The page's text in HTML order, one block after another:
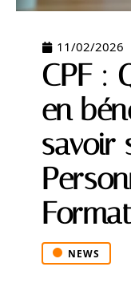
11/02/2026
CPF :
en
savoir
NEWS